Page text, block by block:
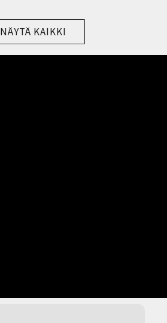
NÄYTÄ KAIKKI